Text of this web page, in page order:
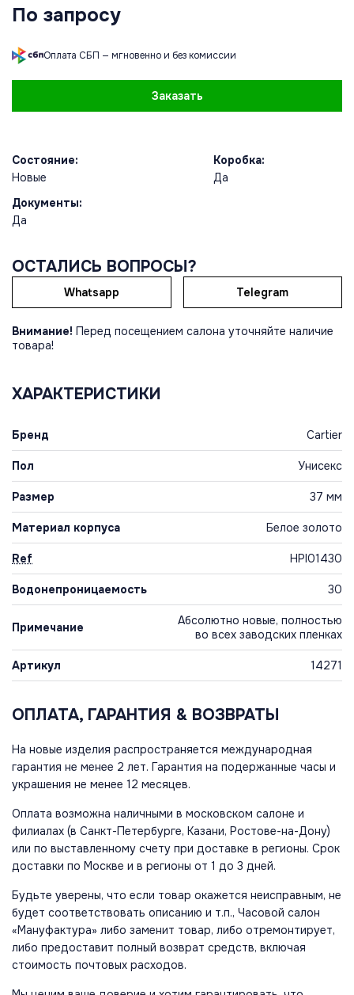
По запросу
Оплата СБП — мгновенно и без комиссии
Заказать
Состояние:
Новые
Коробка:
Да
Документы:
Да
ОСТАЛИСЬ ВОПРОСЫ?
Whatsapp Telegram
Внимание! Перед посещением салона уточняйте наличие
товара!
ХАРАКТЕРИСТИКИ
Бренд Cartier
Пол Унисекс
Размер 37 мм
Материал корпуса Белое золото
Ref HPI01430
Водонепроницаемость 30
Примечание
Абсолютно новые, полностью
во всех заводских пленках
Артикул 14271
ОПЛАТА, ГАРАНТИЯ & ВОЗВРАТЫ
На новые изделия распространяется международная
гарантия не менее 2 лет. Гарантия на подержанные часы и
украшения не менее 12 месяцев.
Оплата возможна наличными в московском салоне и
филиалах (в Санкт-Петербурге, Казани, Ростове-на-Дону)
или по выставленному счету при доставке в регионы. Срок
доставки по Москве и в регионы от 1 до 3 дней.
Будьте уверены, что если товар окажется неисправным, не
будет соответствовать описанию и т.п., Часовой салон
«Мануфактура» либо заменит товар, либо отремонтирует,
либо предоставит полный возврат средств, включая
стоимость почтовых расходов.